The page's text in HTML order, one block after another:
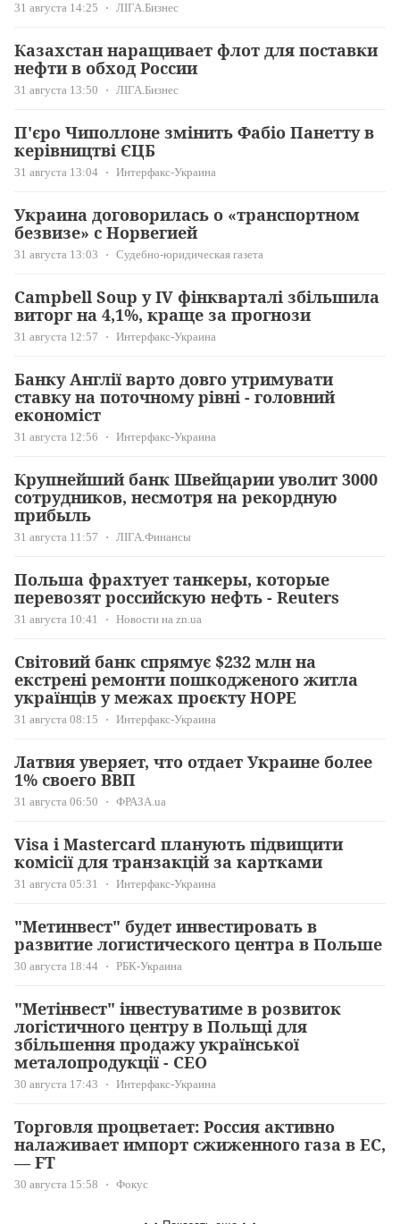
31 августа 14:25 ЛІГА.Бизнес
Казахстан наращивает флот для поставки
нефти в обход России
31 августа 13:50 ЛІГА.Бизнес
П'єро Чиполлоне змінить Фабіо Панетту в
керівництві ЄЦБ
31 августа 13:04 Интерфакс-Украина
Украина договорилась о «транспортном
безвизе» с Норвегией
31 августа 13:03 Судебно-юридическая газета
Campbell Soup у IV фінкварталі збільшила
виторг на 4,1%, краще за прогнози
31 августа 12:57 Интерфакс-Украина
Банку Англії варто довго утримувати
ставку на поточному рівні - головний
економіст
31 августа 12:56 Интерфакс-Украина
Крупнейший банк Швейцарии уволит 3000
сотрудников, несмотря на рекордную
прибыль
31 августа 11:57 ЛІГА.Финансы
Польша фрахтует танкеры, которые
перевозят российскую нефть - Reuters
31 августа 10:41 Новости на zn.ua
Світовий банк спрямує $232 млн на
екстрені ремонти пошкодженого житла
українців у межах проєкту HOPE
31 августа 08:15 Интерфакс-Украина
Латвия уверяет, что отдает Украине более
1% своего ВВП
31 августа 06:50 ФРАЗА.ua
Visa і Mastercard планують підвищити
комісії для транзакцій за картками
31 августа 05:31 Интерфакс-Украина
"Метинвест" будет инвестировать в
развитие логистического центра в Польше
30 августа 18:44 РБК-Украина
"Метінвест" інвестуватиме в розвиток
логістичного центру в Польщі для
збільшення продажу української
металопродукції - СЕО
30 августа 17:43 Интерфакс-Украина
Торговля процветает: Россия активно
налаживает импорт сжиженного газа в ЕС,
— FT
30 августа 15:58 Фокус